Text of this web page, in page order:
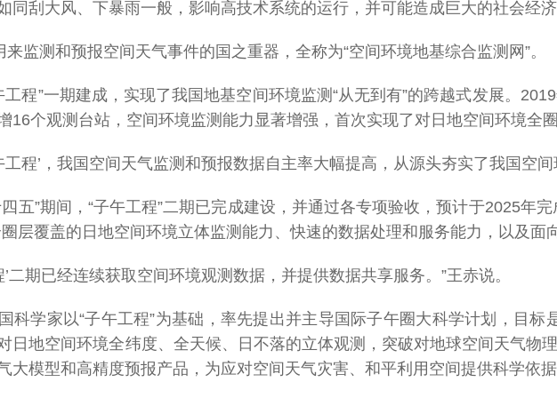
同刮大风、下暴雨一般，影响高技术系统的运行，并可能造成巨大的社会经
来监测和预报空间天气事件的国之重器，全称为“空间环境地基综合监测网”。
工程”一期建成，实现了我国地基空间环境监测“从无到有”的跨越式发展。
16个观测台站，空间环境监测能力显著增强，首次实现了对日地空间环境全
工程’，我国空间天气监测和预报数据自主率大幅提高，从源头夯实了我国空
五”期间，“子午工程”二期已完成建设，并通过各专项验收，预计于2025年
层覆盖的日地空间环境立体监测能力、快速的数据处理和服务能力，以及
’二期已经连续获取空间环境观测数据，并提供数据共享服务。”王赤说。
科学家以“子午工程”为基础，率先提出并主导国际子午圈大科学计划，目标
日地空间环境全纬度、全天候、日不落的立体观测，突破对地球空间天气物
大模型和高精度预报产品，为应对空间天气灾害、和平利用空间提供科学依